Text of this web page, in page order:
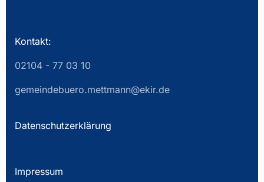
Kontakt:
02104 - 77 03 10
gemeindebuero.mettmann@ekir.de
Datenschutzerklärung
Impressum